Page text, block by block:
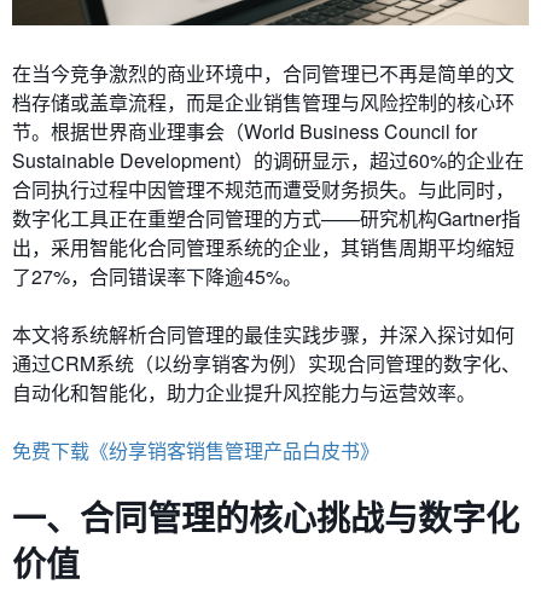
在当今竞争激烈的商业环境中，合同管理已不再是简单的文
档存储或盖章流程，而是企业销售管理与风险控制的核心环
节。根据世界商业理事会（World Business Council for
Sustainable Development）的调研显示，超过60%的企业在
合同执行过程中因管理不规范而遭受财务损失。与此同时，
数字化工具正在重塑合同管理的方式——研究机构Gartner指
出，采用智能化合同管理系统的企业，其销售周期平均缩短
了27%，合同错误率下降逾45%。
本文将系统解析合同管理的最佳实践步骤，并深入探讨如何
通过CRM系统（以纷享销客为例）实现合同管理的数字化、
自动化和智能化，助力企业提升风控能力与运营效率。
免费下载《纷享销客销售管理产品白皮书》
一、合同管理的核心挑战与数字化
价值